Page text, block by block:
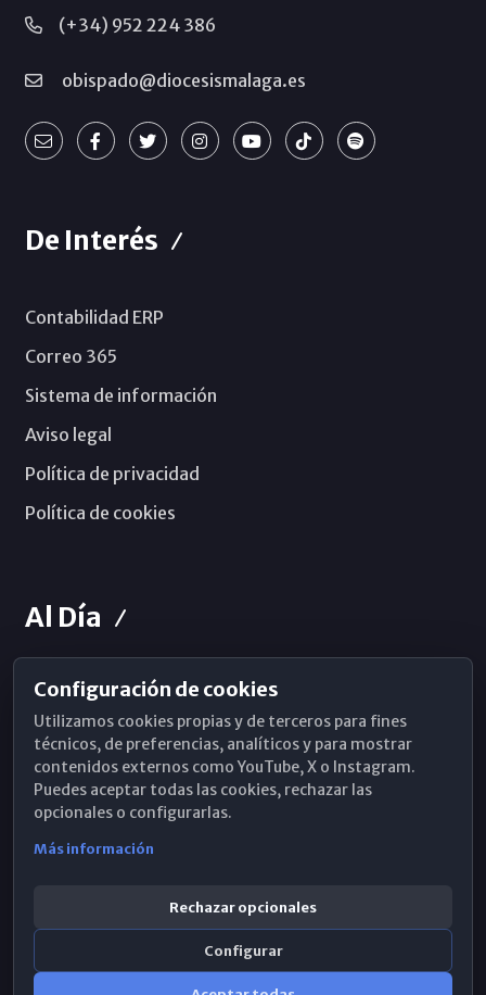
(+34) 952 224 386
obispado@diocesismalaga.es
De Interés
Contabilidad ERP
Correo 365
Sistema de información
Aviso legal
Política de privacidad
Política de cookies
Al Día
Horarios de Misa
Hemeroteca
WhatsApp
Configuración de cookies
Utilizamos cookies propias y de terceros para fines
técnicos, de preferencias, analíticos y para mostrar
contenidos externos como YouTube, X o Instagram.
Puedes aceptar todas las cookies, rechazar las
opcionales o configurarlas.
Más información
Rechazar opcionales
Configurar